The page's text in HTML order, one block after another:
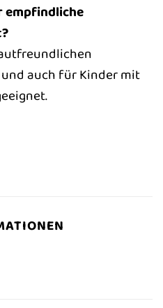
empfindliche
auch für Kinder mit